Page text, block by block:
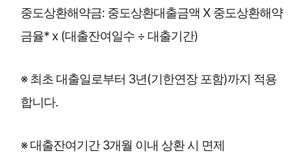
중도상환해약금: 중도상환대출금액 X 중도상환해약
금율* x (대출잔여일수 ÷ 대출기간)
※ 최초 대출일로부터 3년(기한연장 포함)까지 적용
합니다.
※ 대출잔여기간 3개월 이내 상환 시 면제